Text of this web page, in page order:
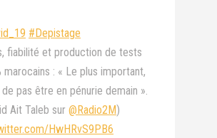
#Depistage
fiabilité et production de tests
marocains : « Le plus important,
de pas être en pénurie demain ».
Ait Taleb sur @Radio2M)
HwHRvS9PB6